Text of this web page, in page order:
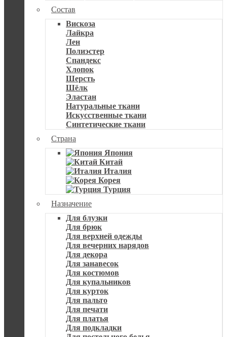
Состав
Вискоза
Лайкра
Лен
Полиэстер
Спандекс
Хлопок
Шерсть
Шёлк
Эластан
Натуральные ткани
Искусственные ткани
Синтетические ткани
Страна
Япония
Китай
Италия
Корея
Турция
Назначение
Для блузки
Для брюк
Для верхней одежды
Для вечерних нарядов
Для декора
Для занавесок
Для костюмов
Для купальников
Для курток
Для пальто
Для печати
Для платья
Для подкладки